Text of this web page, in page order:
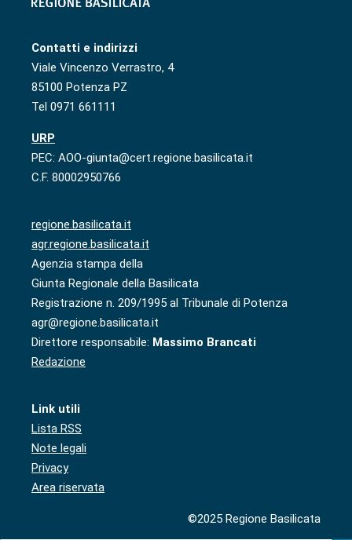
Contatti e indirizzi
Viale Vincenzo Verrastro, 4
85100 Potenza PZ
Tel 0971 661111
URP
PEC: AOO-giunta@cert.regione.basilicata.it
C.F. 80002950766
regione.basilicata.it
agr.regione.basilicata.it
Agenzia stampa della
Giunta Regionale della Basilicata
Registrazione n. 209/1995 al Tribunale di Potenza
agr@regione.basilicata.it
Direttore responsabile: Massimo Brancati
Redazione
Link utili
Lista RSS
Note legali
Privacy
Area riservata
©2025 Regione Basilicata